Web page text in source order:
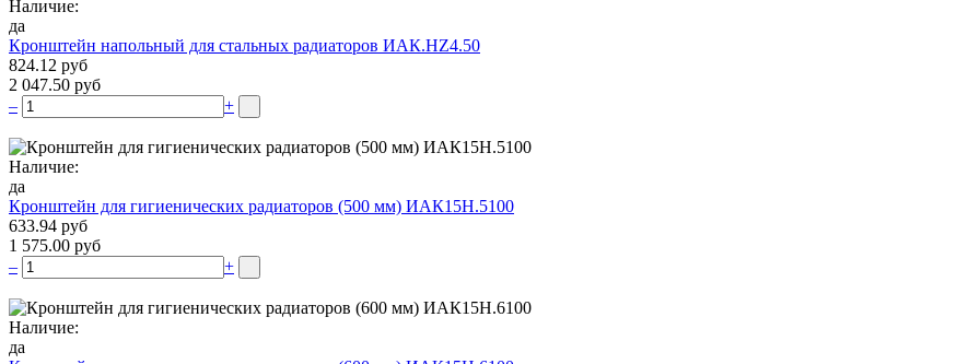
Наличие:
да
Кронштейн напольный для стальных радиаторов ИАК.НZ4.50
824.12 руб
2 047.50 руб
–
+
Наличие:
да
Кронштейн для гигиенических радиаторов (500 мм) ИАК15Н.5100
633.94 руб
1 575.00 руб
–
+
Наличие:
да